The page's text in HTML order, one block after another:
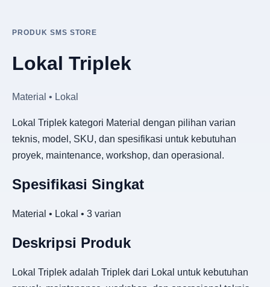
PRODUK SMS STORE
Lokal Triplek
Material • Lokal
Lokal Triplek kategori Material dengan pilihan varian
teknis, model, SKU, dan spesifikasi untuk kebutuhan
proyek, maintenance, workshop, dan operasional.
Spesifikasi Singkat
Material • Lokal • 3 varian
Deskripsi Produk
Lokal Triplek adalah Triplek dari Lokal untuk kebutuhan